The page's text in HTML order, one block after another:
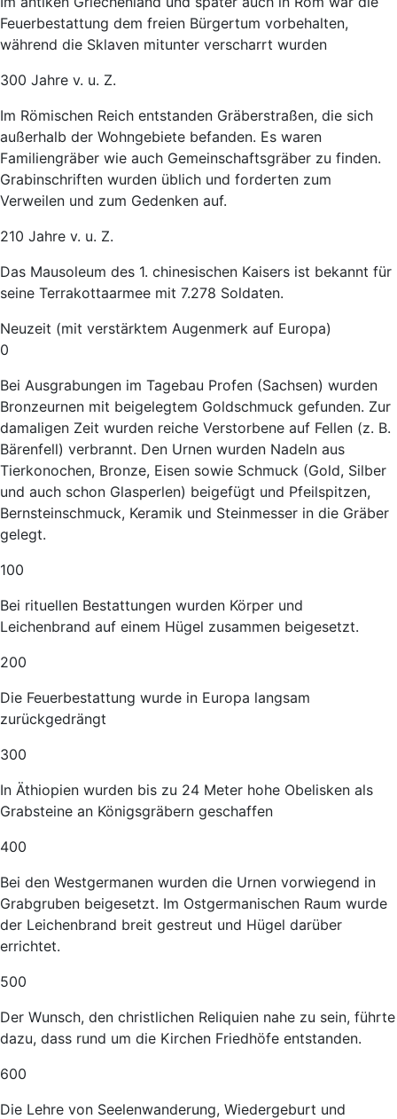
Feuerbestattung dem freien Bürgertum vorbehalten,
während die Sklaven mitunter verscharrt wurden
300 Jahre v. u. Z.
Im Römischen Reich entstanden Gräberstraßen, die sich
außerhalb der Wohngebiete befanden. Es waren
Familiengräber wie auch Gemeinschaftsgräber zu finden.
Grabinschriften wurden üblich und forderten zum
Verweilen und zum Gedenken auf.
210 Jahre v. u. Z.
Das Mausoleum des 1. chinesischen Kaisers ist bekannt für
seine Terrakottaarmee mit 7.278 Soldaten.
Neuzeit (mit verstärktem Augenmerk auf Europa)
0
Bei Ausgrabungen im Tagebau Profen (Sachsen) wurden
Bronzeurnen mit beigelegtem Goldschmuck gefunden. Zur
damaligen Zeit wurden reiche Verstorbene auf Fellen (z. B.
Bärenfell) verbrannt. Den Urnen wurden Nadeln aus
Tierkonochen, Bronze, Eisen sowie Schmuck (Gold, Silber
und auch schon Glasperlen) beigefügt und Pfeilspitzen,
Bernsteinschmuck, Keramik und Steinmesser in die Gräber
gelegt.
100
Bei rituellen Bestattungen wurden Körper und
Leichenbrand auf einem Hügel zusammen beigesetzt.
200
Die Feuerbestattung wurde in Europa langsam
zurückgedrängt
300
In Äthiopien wurden bis zu 24 Meter hohe Obelisken als
Grabsteine an Königsgräbern geschaffen
400
Bei den Westgermanen wurden die Urnen vorwiegend in
Grabgruben beigesetzt. Im Ostgermanischen Raum wurde
der Leichenbrand breit gestreut und Hügel darüber
errichtet.
500
Der Wunsch, den christlichen Reliquien nahe zu sein, führte
dazu, dass rund um die Kirchen Friedhöfe entstanden.
600
Die Lehre von Seelenwanderung, Wiedergeburt und